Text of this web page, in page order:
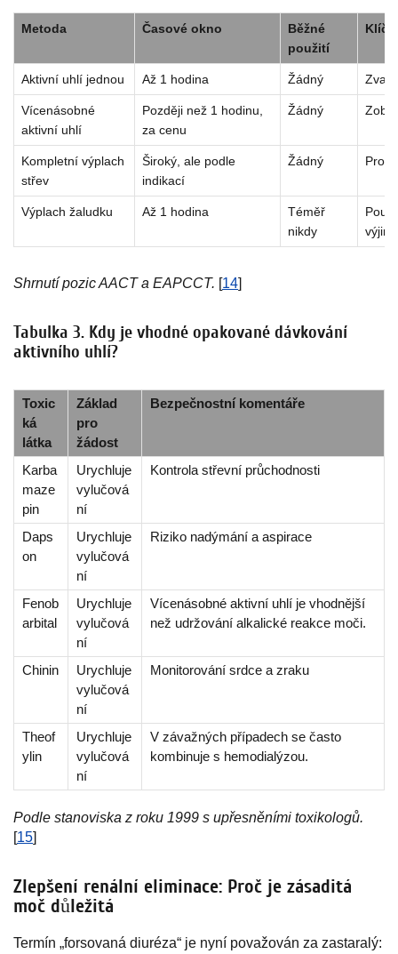
Metoda Časové okno
Běžné
použití
Aktivní uhlí jednou Až 1 hodina Žádný
Vícenásobné
aktivní uhlí
Později než 1 hodinu,
za cenu
Žádný
Kompletní výplach
střev
Široký, ale podle
indikací
Žádný Pro
Výplach žaludku Až 1 hodina
Téměř
nikdy
Shrnutí pozic AACT a EAPCCT. [14]
Tabulka 3. Kdy je vhodné opakované dávkování
aktivního uhlí?
Toxic
ká
látka
Základ
pro
žádost
Bezpečnostní komentáře
Karba
maze
pin
Urychluje
vylučová
ní
Kontrola střevní průchodnosti
Daps
on
Urychluje
vylučová
ní
Riziko nadýmání a aspirace
Fenob
arbital
Urychluje
vylučová
ní
Vícenásobné aktivní uhlí je vhodnější
než udržování alkalické reakce moči.
Chinin
Urychluje
vylučová
ní
Monitorování srdce a zraku
Theof
ylin
Urychluje
vylučová
ní
V závažných případech se často
kombinuje s hemodialýzou.
Podle stanoviska z roku 1999 s upřesněními toxikologů.
[15]
Zlepšení renální eliminace: Proč je zásaditá
moč důležitá
Termín „forsovaná diuréza“ je nyní považován za zastaralý: